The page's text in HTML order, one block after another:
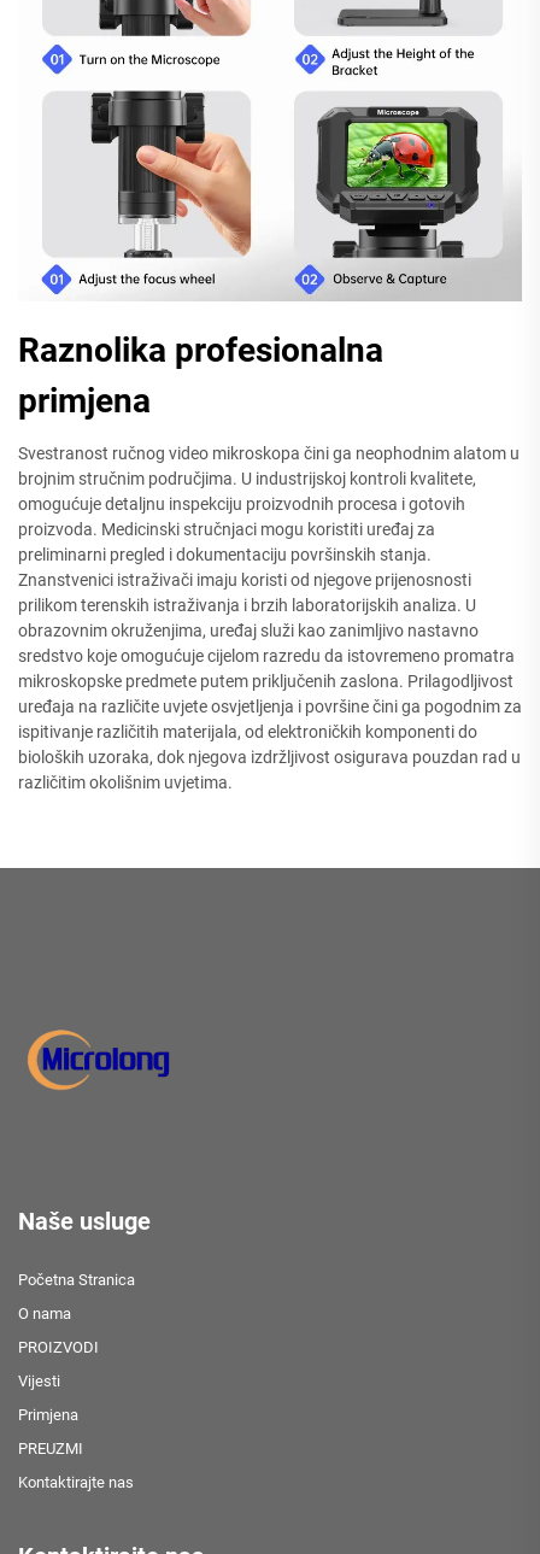
Raznolika profesionalna
primjena
Svestranost ručnog video mikroskopa čini ga neophodnim alatom u
brojnim stručnim područjima. U industrijskoj kontroli kvalitete,
omogućuje detaljnu inspekciju proizvodnih procesa i gotovih
proizvoda. Medicinski stručnjaci mogu koristiti uređaj za
preliminarni pregled i dokumentaciju površinskih stanja.
Znanstvenici istraživači imaju koristi od njegove prijenosnosti
prilikom terenskih istraživanja i brzih laboratorijskih analiza. U
obrazovnim okruženjima, uređaj služi kao zanimljivo nastavno
sredstvo koje omogućuje cijelom razredu da istovremeno promatra
mikroskopske predmete putem priključenih zaslona. Prilagodljivost
uređaja na različite uvjete osvjetljenja i površine čini ga pogodnim za
ispitivanje različitih materijala, od elektroničkih komponenti do
bioloških uzoraka, dok njegova izdržljivost osigurava pouzdan rad u
različitim okolišnim uvjetima.
Naše usluge
Početna Stranica
O nama
PROIZVODI
Vijesti
Primjena
PREUZMI
Kontaktirajte nas